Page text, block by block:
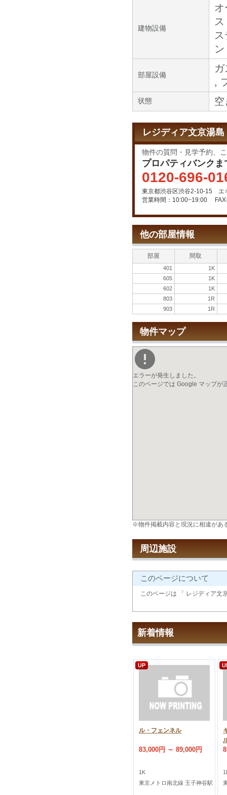
建物設備
部屋設備
,
状態 空
レジディア文京湯
物件の質問・見学予約、
プロパティバンクま
0120-696-
東京都渋谷区渋谷2-10-15 エ
営業時間：10:00~19:00
他の部屋情報
部屋 間取
401
1K
605
1K
602
1K
803
1R
903
1R
物件マップ
エラーが発生しました。
このページでは Google マップが
※物件掲載内容と現況に相違があ
周辺施設
このページについて
このページは 「 レジディア文
新着情報
UP
ル・フェンネル
83,000円 ～ 89,000円
1K
東京メトロ南北線 王子神谷駅